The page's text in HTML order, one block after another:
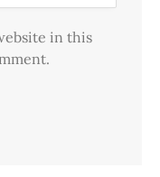
in this